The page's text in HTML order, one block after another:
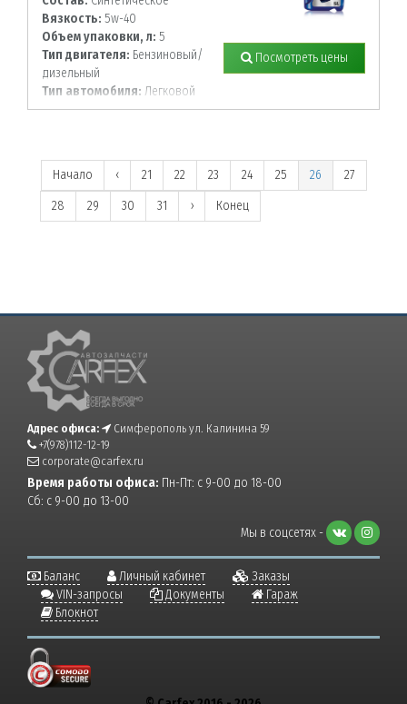
Вязкость: 5w-40
Объем упаковки, л: 5
Тип двигателя: Бензиновый/
дизельный
Тип автомобиля: Легковой
Посмотреть цены
Начало ‹ 21 22 23 24 25 26
27
28
29 30 31 › Конец
Адрес офиса:
Симферополь ул. Калинина 59
+7(978)112-12-19
corporate@carfex.ru
Время работы офиса: Пн-Пт: с 9-00 до 18-00
Сб: с 9-00 до 13-00
Мы в соцсетях -
Баланс Личный кабинет
Заказы
VIN-запросы
Документы
Гараж
Блокнот